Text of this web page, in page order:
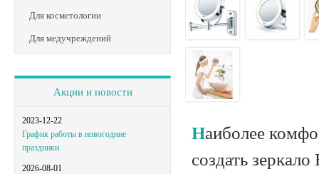
Для косметологии
Для медучреждений
Акции и новости
2023-12-22
График работы в новогодние
праздники
2026-08-01
Наиболее комфортное освещение для ухода за своей внешностью способно
создать